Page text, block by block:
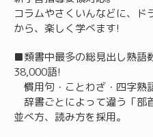
コラムやさくいんなどに、ド
から、楽しく学べます!
■類書中最多の総見出し熟語
38,000語!
慣用句・ことわざ・四字熟
辞書ごとによって違う「部
並べ方、読み方を採用。